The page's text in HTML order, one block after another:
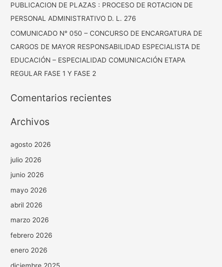
PUBLICACION DE PLAZAS : PROCESO DE ROTACION DE
PERSONAL ADMINISTRATIVO D. L. 276
COMUNICADO N° 050 – CONCURSO DE ENCARGATURA DE
CARGOS DE MAYOR RESPONSABILIDAD ESPECIALISTA DE
EDUCACIÓN – ESPECIALIDAD COMUNICACIÓN ETAPA
REGULAR FASE 1 Y FASE 2
Comentarios recientes
Archivos
agosto 2026
julio 2026
junio 2026
mayo 2026
abril 2026
marzo 2026
febrero 2026
enero 2026
diciembre 2025